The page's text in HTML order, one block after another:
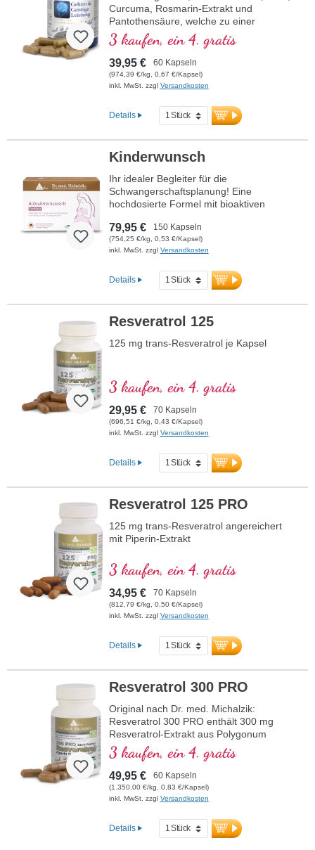
Versiegelung
Mehr Informationen zu
Frühschwangerschaft 1.-3. Monat
Curcuma, Rosmarin-Extrakt und
Pantothensäure, welche zu einer
normalen geistigen Leistungsfähigkeit
beiträgt und an der Synthese und dem
Stoffwechsel einiger Neurotransmitter
beteiligt ist. B-Vitamine bioaktiv!
3 kaufen, ein 4. gratis
39,95 € 60 Kapseln
(974,39 €/kg, 0,67 €/Kapsel)
inkl. MwSt. zzgl Versandkosten
Details
Kinderwunsch
Ihr idealer Begleiter für die
Schwangerschaftsplanung! Eine
hochdosierte Formel mit bioaktiven
rein pflanzlichem Omega-3, um die
Fruchtbarkeit zu unterstützen und den
Körper optimal auf eine Schwangerschaft
über 20 Jahren Erfahrung – 100 % vegan,
ohne künstliche Zusätze und nach
höchsten Qualitätsstandards in
Deutschland produziert. Aluminiumfreie
Versiegelung, kein Fischöl.
Folsäure in bioaktiver Form
Wachstum des mütterlichen Gewebes
während der Schwangerschaft bei
normale Fruchtbarkeit und Fortpflanzung
Veganes Omega-3 mit DHA fördert die
Mit Sango-Korallenpulver für Calcium
und Magnesium zur Unterstützung der
Knochen
Schilddrüsenfunktion
Organisch gebundenes Eisen für eine
normale Blutbildung
100 % vegan, frei von künstlichen
Zusatzstoffen und Gentechnik
HACCP-zertifiziert, in Deutschland
produziert
79,95 € 150 Kapseln
(754,25 €/kg, 0,53 €/Kapsel)
inkl. MwSt. zzgl Versandkosten
Details
Resveratrol 125
125 mg trans-Resveratrol je Kapsel
3 kaufen, ein 4. gratis
29,95 € 70 Kapseln
(696,51 €/kg, 0,43 €/Kapsel)
inkl. MwSt. zzgl Versandkosten
Details
Resveratrol 125 PRO
125 mg trans-Resveratrol angereichert
mit Piperin-Extrakt
3 kaufen, ein 4. gratis
34,95 € 70 Kapseln
(812,79 €/kg, 0,50 €/Kapsel)
inkl. MwSt. zzgl Versandkosten
Details
Resveratrol 300 PRO
Original nach Dr. med. Michalzik:
Resveratrol 300 PRO enthält 300 mg
Resveratrol-Extrakt aus Polygonum
cuspidatum und 5 mg Piperin pro
Tagesdosis (1 Kapsel). Dieser
hochwertige Extrakt ist frei von
Zusatzstoffen und wird in Deutschland
hergestellt. Die Versiegelung ist
mehr Informationen zu Resveratrol
3 kaufen, ein 4. gratis
49,95 € 60 Kapseln
(1.350,00 €/kg, 0,83 €/Kapsel)
inkl. MwSt. zzgl Versandkosten
Details